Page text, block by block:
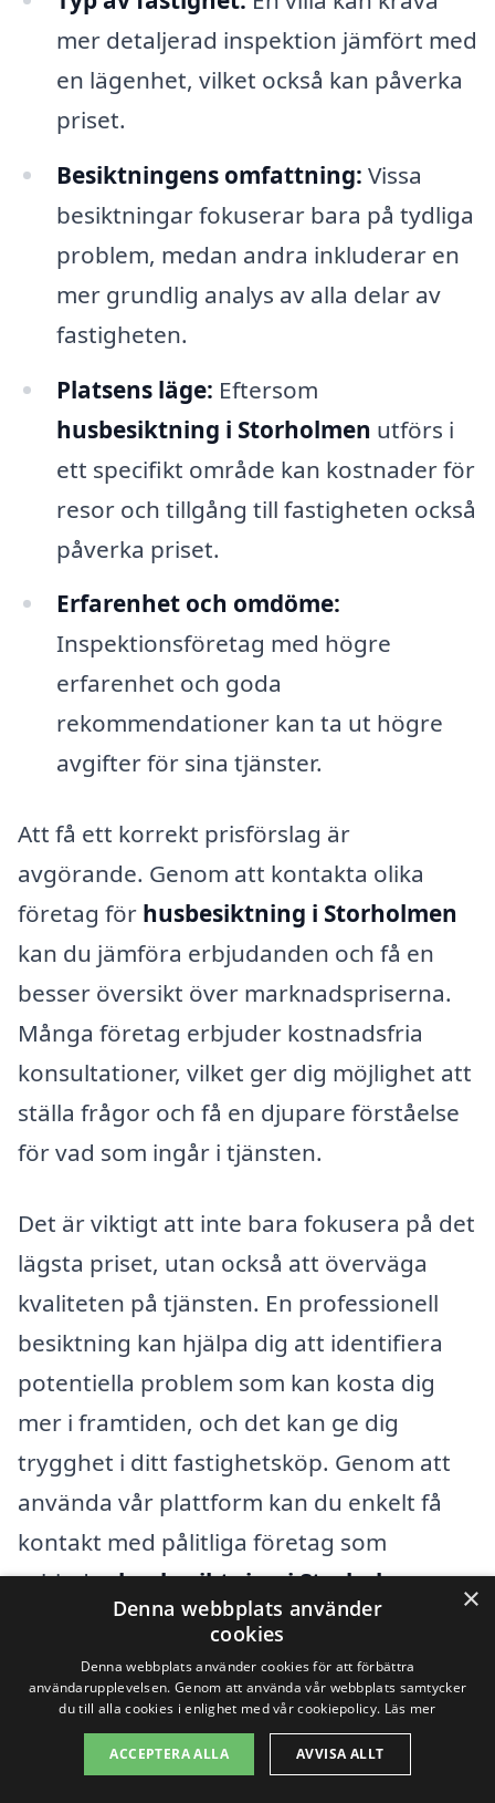
mer detaljerad inspektion jämfört med
en lägenhet, vilket också kan påverka
priset.
Besiktningens omfattning: Vissa
besiktningar fokuserar bara på tydliga
problem, medan andra inkluderar en
mer grundlig analys av alla delar av
fastigheten.
Platsens läge: Eftersom
husbesiktning i Storholmen utförs i
ett specifikt område kan kostnader för
resor och tillgång till fastigheten också
påverka priset.
Erfarenhet och omdöme:
Inspektionsföretag med högre
erfarenhet och goda
rekommendationer kan ta ut högre
avgifter för sina tjänster.
Att få ett korrekt prisförslag är
avgörande. Genom att kontakta olika
företag för husbesiktning i Storholmen
kan du jämföra erbjudanden och få en
besser översikt över marknadspriserna.
Många företag erbjuder kostnadsfria
konsultationer, vilket ger dig möjlighet att
ställa frågor och få en djupare förståelse
för vad som ingår i tjänsten.
Det är viktigt att inte bara fokusera på det
lägsta priset, utan också att överväga
kvaliteten på tjänsten. En professionell
besiktning kan hjälpa dig att identifiera
potentiella problem som kan kosta dig
mer i framtiden, och det kan ge dig
trygghet i ditt fastighetsköp. Genom att
använda vår plattform kan du enkelt få
kontakt med pålitliga företag som
erbjuderhusbesiktning i Storholmen
och få skräddarsydda erbjudanden som
passar just dina behov.
Få 3 erbjudanden, gratis och utan
förpliktelser
×
Denna webbplats använder
cookies
Denna webbplats använder cookies för att förbättra
användarupplevelsen. Genom att använda vår webbplats samtycker
du till alla cookies i enlighet med vår cookiepolicy. Läs mer
ACCEPTERA ALLA AVVISA ALLT